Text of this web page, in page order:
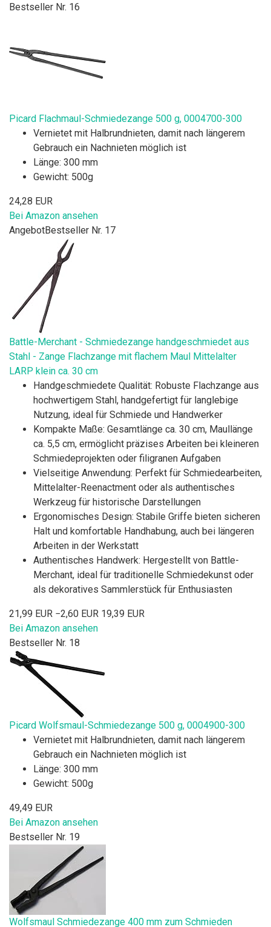
Bestseller Nr. 16
Picard Flachmaul-Schmiedezange 500 g, 0004700-300
Vernietet mit Halbrundnieten, damit nach längerem
Gebrauch ein Nachnieten möglich ist
Länge: 300 mm
Gewicht: 500g
24,28 EUR
Bei Amazon ansehen
AngebotBestseller Nr. 17
Battle-Merchant - Schmiedezange handgeschmiedet aus
Stahl - Zange Flachzange mit flachem Maul Mittelalter
LARP klein ca. 30 cm
Handgeschmiedete Qualität: Robuste Flachzange aus
hochwertigem Stahl, handgefertigt für langlebige
Nutzung, ideal für Schmiede und Handwerker
Kompakte Maße: Gesamtlänge ca. 30 cm, Maullänge
ca. 5,5 cm, ermöglicht präzises Arbeiten bei kleineren
Schmiedeprojekten oder filigranen Aufgaben
Vielseitige Anwendung: Perfekt für Schmiedearbeiten,
Mittelalter-Reenactment oder als authentisches
Werkzeug für historische Darstellungen
Ergonomisches Design: Stabile Griffe bieten sicheren
Halt und komfortable Handhabung, auch bei längeren
Arbeiten in der Werkstatt
Authentisches Handwerk: Hergestellt von Battle-
Merchant, ideal für traditionelle Schmiedekunst oder
als dekoratives Sammlerstück für Enthusiasten
21,99 EUR −2,60 EUR 19,39 EUR
Bei Amazon ansehen
Bestseller Nr. 18
Picard Wolfsmaul-Schmiedezange 500 g, 0004900-300
Vernietet mit Halbrundnieten, damit nach längerem
Gebrauch ein Nachnieten möglich ist
Länge: 300 mm
Gewicht: 500g
49,49 EUR
Bei Amazon ansehen
Bestseller Nr. 19
Wolfsmaul Schmiedezange 400 mm zum Schmieden